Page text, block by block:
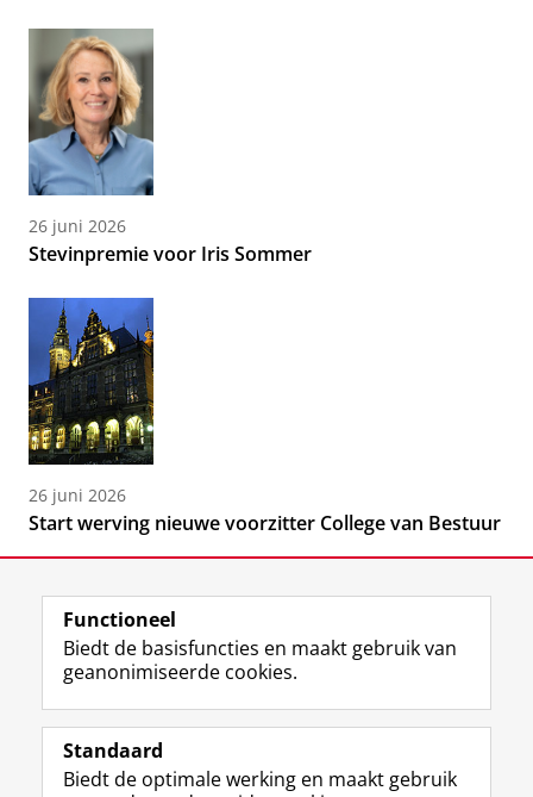
26 juni 2026
Stevinpremie voor Iris Sommer
26 juni 2026
Start werving nieuwe voorzitter College van Bestuur
Volg de RUG
F
a
e
L
i
k
R
S
-
I
n
t
Y
o
T
Studiekiezers
Functioneel
Biedt de basisfuncties en maakt gebruik van
geanonimiseerde cookies.
Standaard
Biedt de optimale werking en maakt gebruik